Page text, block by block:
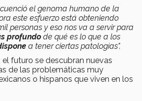
el genoma humano de la
este esfuerzo está obteniendo
personas y eso nos va a servir para
profundo de qué es lo que a los
a tener ciertas patologías".
el futuro se descubran nuevas
de las problemáticas muy
o hispanos que viven en los